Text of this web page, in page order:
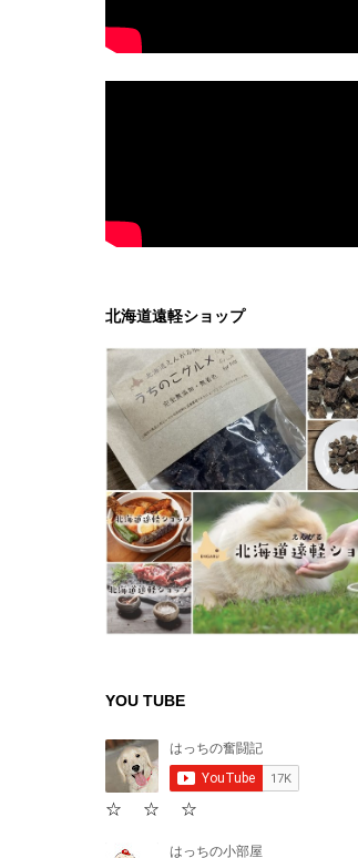
北海道遠軽ショップ
YOU TUBE
☆ ☆ ☆